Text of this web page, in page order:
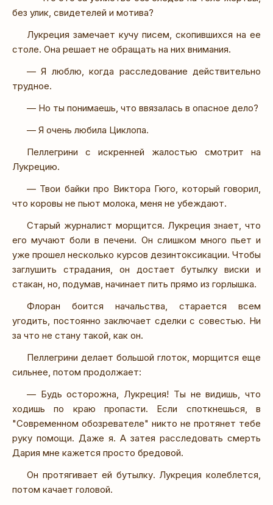
без улик, свидетелей и мотива?
Лукреция замечает кучу писем, скопившихся на ее
столе. Она решает не обращать на них внимания.
— Я люблю, когда расследование действительно
трудное.
— Но ты понимаешь, что ввязалась в опасное дело?
— Я очень любила Циклопа.
Пеллегрини с искренней жалостью смотрит на
Лукрецию.
— Твои байки про Виктора Гюго, который говорил,
что коровы не пьют молока, меня не убеждают.
Старый журналист морщится. Лукреция знает, что
его мучают боли в печени. Он слишком много пьет и
уже прошел несколько курсов дезинтоксикации. Чтобы
заглушить страдания, он достает бутылку виски и
стакан, но, подумав, начинает пить прямо из горлышка.
Флоран боится начальства, старается всем
угодить, постоянно заключает сделки с совестью. Ни
за что не стану такой, как он.
Пеллегрини делает большой глоток, морщится еще
сильнее, потом продолжает:
— Будь осторожна, Лукреция! Ты не видишь, что
ходишь по краю пропасти. Если споткнешься, в
"Современном обозревателе" никто не протянет тебе
руку помощи. Даже я. А затея расследовать смерть
Дария мне кажется просто бредовой.
Он протягивает ей бутылку. Лукреция колеблется,
потом качает головой.